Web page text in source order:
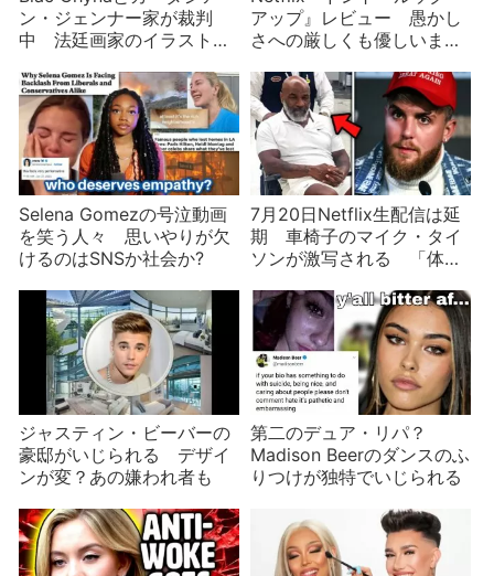
ン・ジェンナー家が裁判
中 法廷画家のイラストが
アップ』レビュー 愚かし
さへの厳しくも優しいまな
Selena Gomezの号泣動画
を笑う人々 思いやりが欠
けるのはSNSか社会か?
7月20日Netflix生配信は延
期 車椅子のマイク・タイ
ソンが激写される 「体調
ジャスティン・ビーバーの
豪邸がいじられる デザイ
ンが変？あの嫌われ者も
第二のデュア・リパ？
Madison Beerのダンスのふ
りつけが独特でいじられる